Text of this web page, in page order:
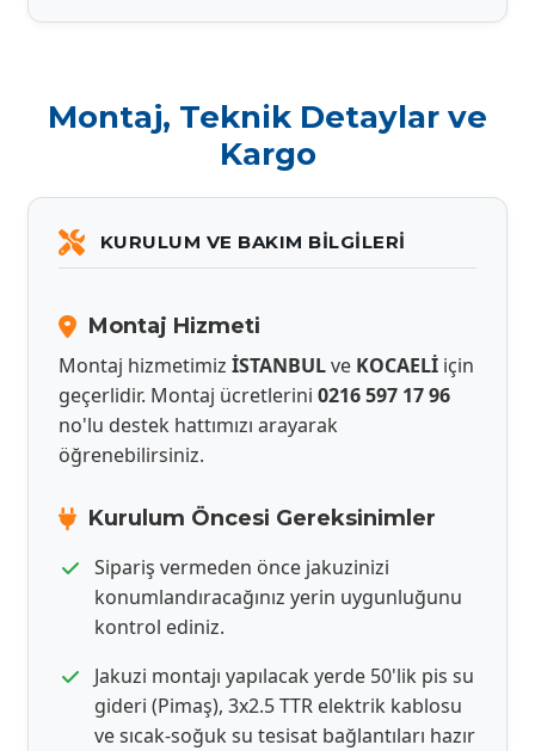
Montaj, Teknik Detaylar ve
Kargo
KURULUM VE BAKIM BILGILERI
Montaj Hizmeti
Montaj hizmetimiz İSTANBULve KOCAELİ için
geçerlidir. Montaj ücretlerini 0216 597 17 96
no'lu destek hattımızı arayarak
öğrenebilirsiniz.
Kurulum Öncesi Gereksinimler
Sipariş vermeden önce jakuzinizi
konumlandıracağınız yerin uygunluğunu
kontrol ediniz.
Jakuzi montajı yapılacak yerde 50'lik pis su
gideri (Pimaş), 3x2.5 TTR elektrik kablosu
ve sıcak-soğuk su tesisat bağlantıları hazır